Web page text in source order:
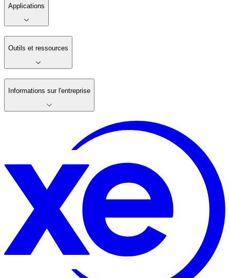
Applications
Outils et ressources
Informations sur l'entreprise